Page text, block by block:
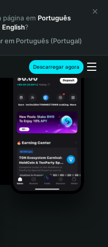
página em Português
English?
em Português (Portugal)
Descarregar agora